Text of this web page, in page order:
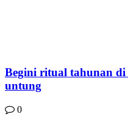
Begini ritual tahunan di
untung
0